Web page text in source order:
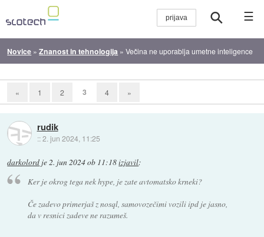
☰
Novice »Znanost in tehnologija »Večina ne uporablja umetne inteligence
« 1 2 3 4 »
rudik
::2. jun 2024, 11:25
darkolord je2. jun 2024 ob 11:18izjavil:
Ker je okrog tega nek hype, je zate avtomatsko krneki?
Če zadevo primerjaš z nosql, samovozečimi vozili ipd je jasno,
da v resnici zadeve ne razumeš.